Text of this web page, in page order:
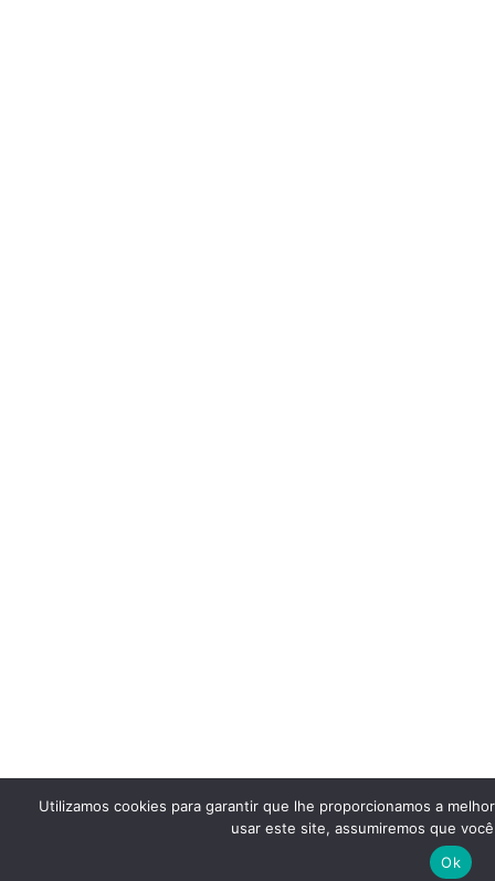
Utilizamos cookies para garantir que lhe proporcionamos a
usar este site, assumiremos que
Ok